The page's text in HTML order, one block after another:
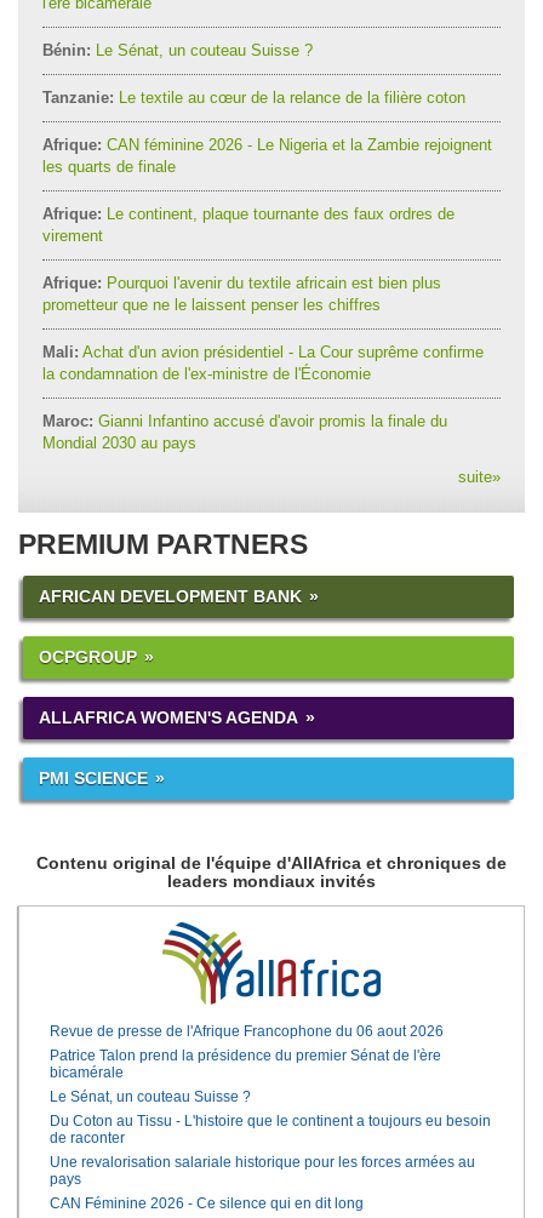
Bénin: Le Sénat, un couteau Suisse ?
Tanzanie: Le textile au cœur de la relance de la filière coton
Afrique: CAN féminine 2026 - Le Nigeria et la Zambie rejoignent
les quarts de finale
Afrique: Le continent, plaque tournante des faux ordres de
virement
Afrique: Pourquoi l'avenir du textile africain est bien plus
prometteur que ne le laissent penser les chiffres
Mali: Achat d'un avion présidentiel - La Cour suprême confirme
la condamnation de l'ex-ministre de l'Économie
Maroc: Gianni Infantino accusé d'avoir promis la finale du
Mondial 2030 au pays
suite»
PREMIUM PARTNERS
AFRICAN DEVELOPMENT BANK
OCPGROUP
ALLAFRICA WOMEN'S AGENDA
PMI SCIENCE
Contenu original de l'équipe d'AllAfrica et chroniques de
leaders mondiaux invités
Revue de presse de l'Afrique Francophone du 06 aout 2026
Patrice Talon prend la présidence du premier Sénat de l'ère
bicamérale
Le Sénat, un couteau Suisse ?
Du Coton au Tissu - L'histoire que le continent a toujours eu besoin
de raconter
Une revalorisation salariale historique pour les forces armées au
pays
CAN Féminine 2026 - Ce silence qui en dit long